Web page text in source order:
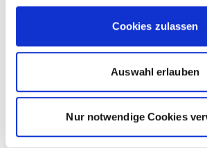
Cookies zulassen
Auswahl erlauben
Nur notwendige Cookies